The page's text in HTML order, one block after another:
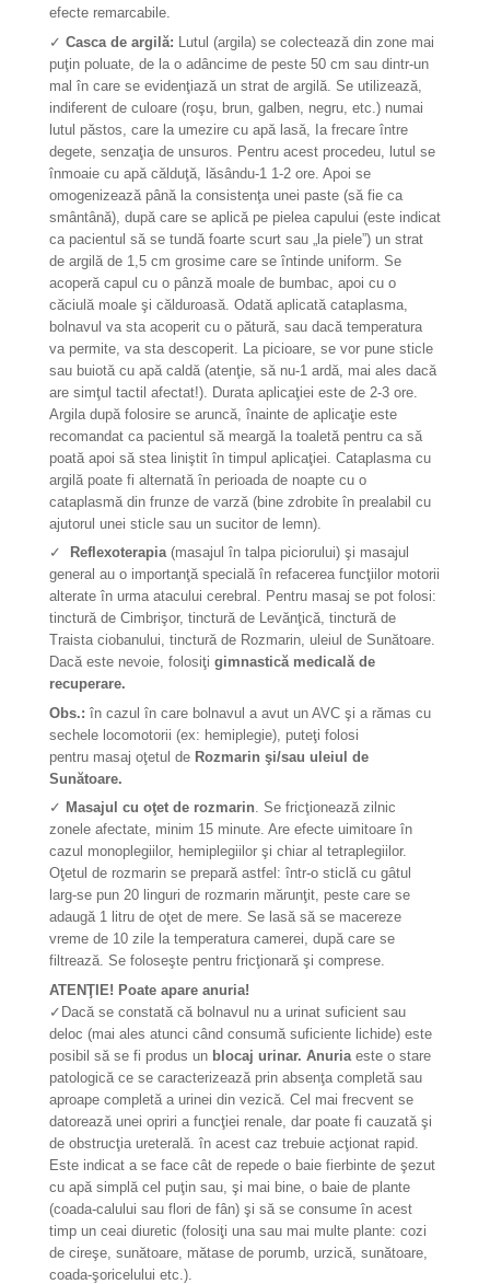
efecte remarcabile.
✓ Casca de argilă: Lutul (argila) se colectează din zone mai
puţin poluate, de la o adâncime de peste 50 cm sau dintr-un
mal în care se evidenţiază un strat de argilă. Se utilizează,
indiferent de culoare (roşu, brun, galben, negru, etc.) numai
lutul păstos, care la umezire cu apă lasă, Ia frecare între
degete, senzaţia de unsuros. Pentru acest procedeu, lutul se
înmoaie cu apă călduţă, lăsându-1 1-2 ore. Apoi se
omogenizează până la consistenţa unei paste (să fie ca
smântână), după care se aplică pe pielea capului (este indicat
ca pacientul să se tundă foarte scurt sau „la piele”) un strat
de argilă de 1,5 cm grosime care se întinde uniform. Se
acoperă capul cu o pânză moale de bumbac, apoi cu o
căciulă moale şi călduroasă. Odată aplicată cataplasma,
bolnavul va sta acoperit cu o pătură, sau dacă temperatura
va permite, va sta descoperit. La picioare, se vor pune sticle
sau buiotă cu apă caldă (atenţie, să nu-1 ardă, mai ales dacă
are simţul tactil afectat!). Durata aplicaţiei este de 2-3 ore.
Argila după folosire se aruncă, înainte de aplicaţie este
recomandat ca pacientul să meargă Ia toaletă pentru ca să
poată apoi să stea liniştit în timpul aplicaţiei. Cataplasma cu
argilă poate fi alternată în perioada de noapte cu o
cataplasmă din frunze de varză (bine zdrobite în prealabil cu
ajutorul unei sticle sau un sucitor de lemn).
✓
Reflexoterapia(masajul în talpa piciorului) şi masajul
general au o importanţă specială în refacerea funcţiilor motorii
alterate în urma atacului cerebral. Pentru masaj se pot folosi:
tinctură de Cimbrişor, tinctură de Levănţică, tinctură de
Traista ciobanului, tinctură de Rozmarin, uleiul de Sunătoare.
Dacă este nevoie, folosiţi gimnastică medicală de
recuperare.
Obs.: în cazul în care bolnavul a avut un AVC şi a rămas cu
sechele locomotorii (ex: hemiplegie), puteţi folosi
pentru masaj oţetul de Rozmarin şi/sau uleiul de
Sunătoare.
✓ Masajul cu oţet de rozmarin. Se fricţionează zilnic
zonele afectate, minim 15 minute. Are efecte uimitoare în
cazul monoplegiilor, hemiplegiilor şi chiar al tetraplegiilor.
Oţetul de rozmarin se prepară astfel: într-o sticlă cu gâtul
larg-se pun 20 linguri de rozmarin mărunţit, peste care se
adaugă 1 litru de oţet de mere. Se lasă să se macereze
vreme de 10 zile la temperatura camerei, după care se
filtrează. Se foloseşte pentru fricţionară şi comprese.
ATENŢIE! Poate apare anuria!
✓ Dacă se constată că bolnavul nu a urinat suficient sau
deloc (mai ales atunci când consumă suficiente lichide) este
posibil să se fi produs un blocaj urinar. Anuria este o stare
patologică ce se caracterizează prin absenţa completă sau
aproape completă a urinei din vezică. Cel mai frecvent se
datorează unei opriri a funcţiei renale, dar poate fi cauzată şi
de obstrucţia ureterală. în acest caz trebuie acţionat rapid.
Este indicat a se face cât de repede o baie fierbinte de şezut
cu apă simplă cel puţin sau, şi mai bine, o baie de plante
(coada-calului sau flori de fân) şi să se consume în acest
timp un ceai diuretic (folosiţi una sau mai multe plante: cozi
de cireşe, sunătoare, mătase de porumb, urzică, sunătoare,
coada-şoricelului etc.).